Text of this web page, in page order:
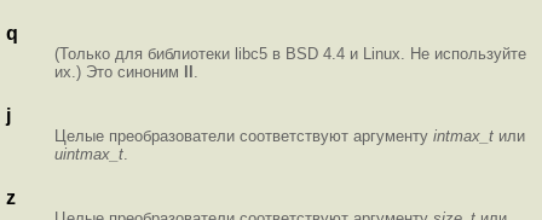
q
(Только для библиотеки libc5 в BSD 4.4 и Linux. Не используйте
их.) Это синоним
j
Целые преобразователи соответствуют аргументу intmax_t или
uintmax_t
z